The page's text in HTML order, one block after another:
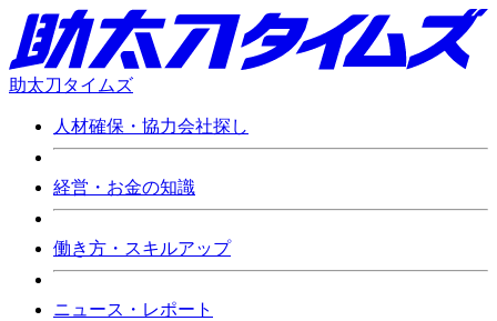
助太刀タイムズ
人材確保・協力会社探し
経営・お金の知識
働き方・スキルアップ
ニュース・レポート